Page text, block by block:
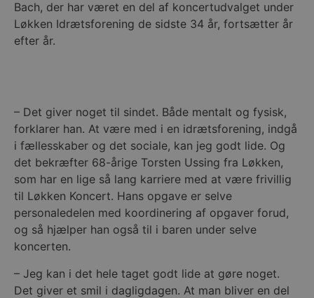
Bach, der har været en del af koncertudvalget under
Løkken Idrætsforening de sidste 34 år, fortsætter år
efter år.
– Det giver noget til sindet. Både mentalt og fysisk,
forklarer han. At være med i en idrætsforening, indgå
i fællesskaber og det sociale, kan jeg godt lide. Og
det bekræfter 68-årige Torsten Ussing fra Løkken,
som har en lige så lang karriere med at være frivillig
til Løkken Koncert. Hans opgave er selve
personaledelen med koordinering af opgaver forud,
og så hjælper han også til i baren under selve
koncerten.
– Jeg kan i det hele taget godt lide at gøre noget.
Det giver et smil i dagligdagen. At man bliver en del